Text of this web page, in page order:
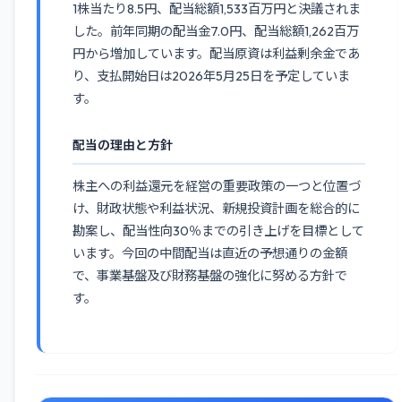
1株当たり8.5円、配当総額1,533百万円と決議されま
した。前年同期の配当金7.0円、配当総額1,262百万
円から増加しています。配当原資は利益剰余金であ
り、支払開始日は2026年5月25日を予定していま
す。
配当の理由と方針
株主への利益還元を経営の重要政策の一つと位置づ
け、財政状態や利益状況、新規投資計画を総合的に
勘案し、配当性向30％までの引き上げを目標として
います。今回の中間配当は直近の予想通りの金額
で、事業基盤及び財務基盤の強化に努める方針で
す。